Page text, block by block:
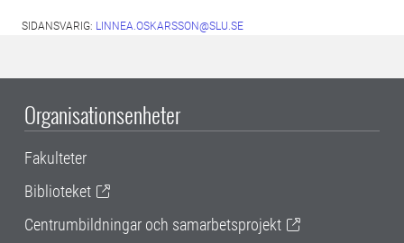
SIDANSVARIG: LINNEA.OSKARSSON@SLU.SE
Organisationsenheter
Fakulteter
Biblioteket
Centrumbildningar och samarbetsprojekt